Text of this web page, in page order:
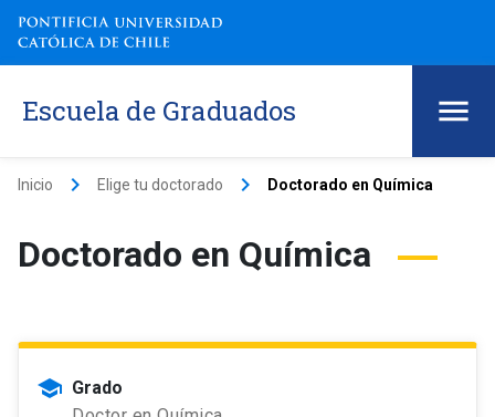
Escuela de Graduados
Inicio keyboard_arrow_right Elige tu doctorado keyboard_arrow_right Doctorado en Química
Doctorado en Química
school Grado